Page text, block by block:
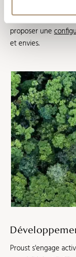
Qu’il s’agisse
analysons chaque
proposer une
et envies.
Proust s'engage